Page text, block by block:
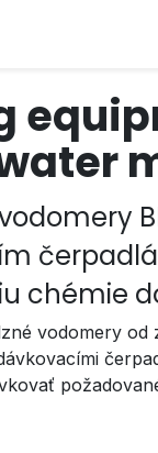
chémie
vodomery od